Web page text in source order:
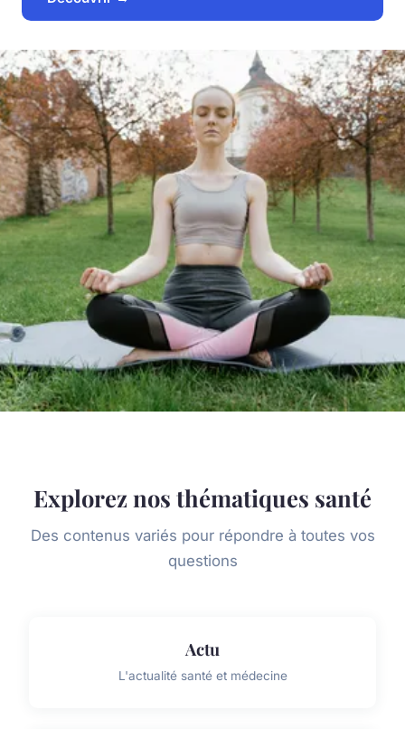
Explorez nos thématiques santé
Des contenus variés pour répondre à toutes vos
questions
Actu
L'actualité santé et médecine